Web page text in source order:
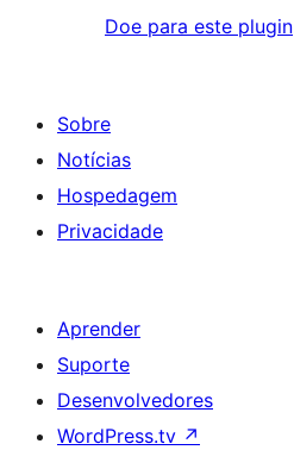
Doe para este plugin
Sobre
Notícias
Hospedagem
Privacidade
Aprender
Suporte
Desenvolvedores
WordPress.tv ↗